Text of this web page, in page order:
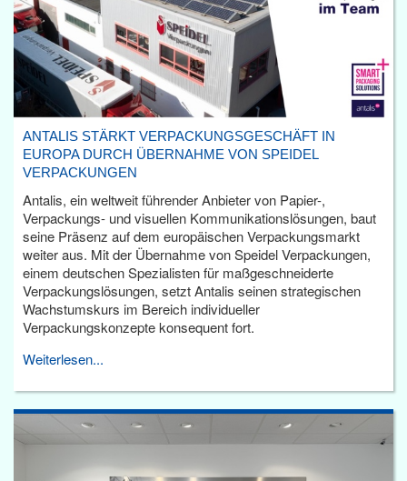
ANTALIS STÄRKT VERPACKUNGSGESCHÄFT IN
EUROPA DURCH ÜBERNAHME VON SPEIDEL
VERPACKUNGEN
Antalis, ein weltweit führender Anbieter von Papier-,
Verpackungs- und visuellen Kommunikationslösungen, baut
seine Präsenz auf dem europäischen Verpackungsmarkt
weiter aus. Mit der Übernahme von Speidel Verpackungen,
einem deutschen Spezialisten für maßgeschneiderte
Verpackungslösungen, setzt Antalis seinen strategischen
Wachstumskurs im Bereich individueller
Verpackungskonzepte konsequent fort.
Weiterlesen...